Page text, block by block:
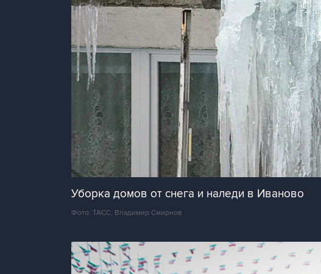
Уборка домов от снега и наледи в Иваново
Фото: ТАСС, Владимир Смирнов